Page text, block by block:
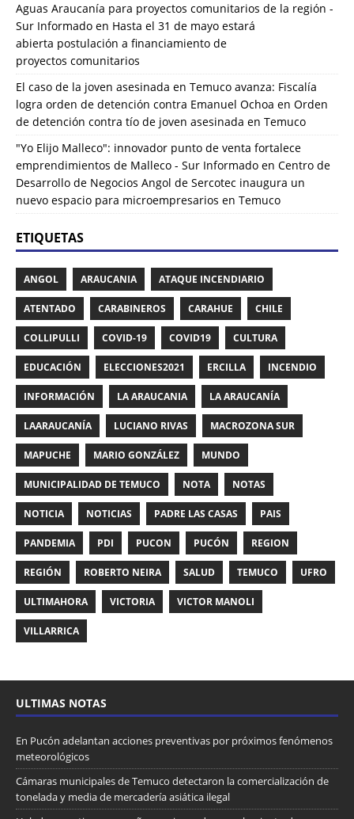
Aguas Araucanía para proyectos comunitarios de la región -
Sur Informado en Hasta el 31 de mayo estará
abierta postulación a financiamiento de
proyectos comunitarios
El caso de la joven asesinada en Temuco avanza: Fiscalía
logra orden de detención contra Emanuel Ochoa en Orden
de detención contra tío de joven asesinada en Temuco
"Yo Elijo Malleco": innovador punto de venta fortalece
emprendimientos de Malleco - Sur Informado en Centro de
Desarrollo de Negocios Angol de Sercotec inaugura un
nuevo espacio para microempresarios en Temuco
ETIQUETAS
ANGOL ARAUCANIA ATAQUE INCENDIARIO
ATENTADO CARABINEROS CARAHUE CHILE
COLLIPULLI COVID-19 COVID19 CULTURA
EDUCACIÓN ELECCIONES2021 ERCILLA INCENDIO
INFORMACIÓN LA ARAUCANIA LA ARAUCANÍA
LAARAUCANÍA LUCIANO RIVAS MACROZONA SUR
MAPUCHE MARIO GONZÁLEZ MUNDO
MUNICIPALIDAD DE TEMUCO NOTA NOTAS
NOTICIA NOTICIAS PADRE LAS CASAS PAIS
PANDEMIA PDI PUCON PUCÓN REGION
REGIÓN ROBERTO NEIRA SALUD TEMUCO UFRO
ULTIMAHORA VICTORIA VICTOR MANOLI
VILLARRICA
ULTIMAS NOTAS
En Pucón adelantan acciones preventivas por próximos fenómenos
meteorológicos
Cámaras municipales de Temuco detectaron la comercialización de
tonelada y media de mercadería asiática ilegal